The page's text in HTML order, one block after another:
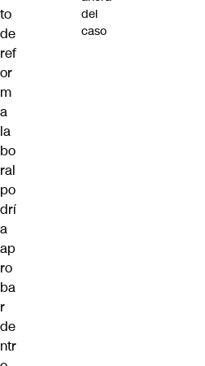
to
de
ref
or
m
a
la
bo
ral
po
drí
a
ap
ro
ba
r
de
ntr
del
caso